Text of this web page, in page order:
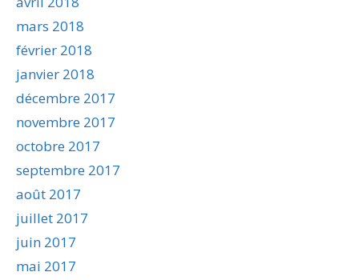
mars 2018
février 2018
janvier 2018
décembre 2017
novembre 2017
octobre 2017
septembre 2017
août 2017
juillet 2017
juin 2017
mai 2017